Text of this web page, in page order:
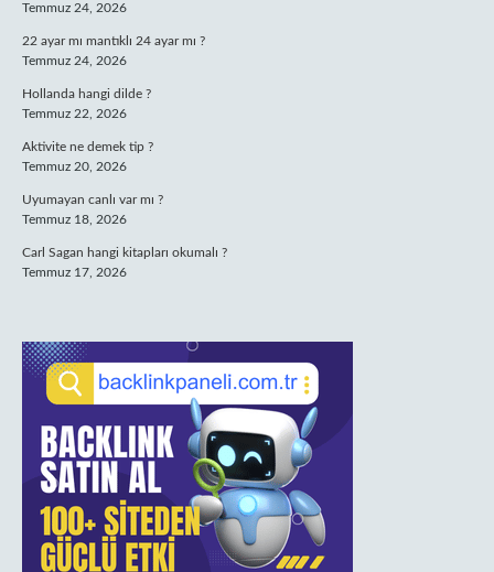
Temmuz 24, 2026
22 ayar mı mantıklı 24 ayar mı ?
Temmuz 24, 2026
Hollanda hangi dilde ?
Temmuz 22, 2026
Aktivite ne demek tip ?
Temmuz 20, 2026
Uyumayan canlı var mı ?
Temmuz 18, 2026
Carl Sagan hangi kitapları okumalı ?
Temmuz 17, 2026